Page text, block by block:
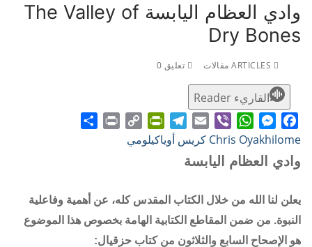
وادي العظام اليابسة The Valley of
Dry Bones
تعليق 0
القاريء Reader
Facebook
Messenger
WhatsApp
Viber
Email
Telegram
PrintFriendly
Copy
Chris Oyakhilome كريس أوياكيلومي
وادي العظام اليابسة
يعلن لنا الله من خلال الكتاب المقدس كله، عن أهمية وفاعلية
النبوة. من ضمن المقاطع الكتابية الهامة بخصوص هذا الموضوع
هو الإصحاح السابع والثلاثون من كتاب حزقيال: